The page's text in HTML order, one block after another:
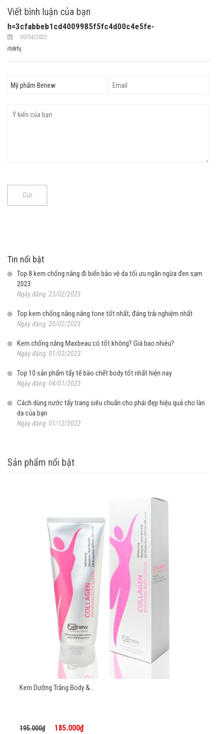
Viết bình luận của bạn
h=3cfabbeb1cd4009985f5fc4d00c4e5fe-
30/04/2022
rh8rhj
Gửi
Tin nổi bật
Top 8 kem chống nắng đi biển bảo vệ da tối ưu ngăn ngừa đen sạm
2023
Ngày đăng: 23/02/2023
Top kem chống nắng nâng tone tốt nhất, đáng trải nghiệm nhất
Ngày đăng: 20/02/2023
Kem chống nắng Maxbeau có tốt không? Giá bao nhiêu?
Ngày đăng: 01/02/2023
Top 10 sản phẩm tẩy tế bào chết body tốt nhất hiện nay
Ngày đăng: 04/01/2023
Cách dùng nước tẩy trang siêu chuẩn cho phái đẹp hiệu quả cho làn
da của bạn
Ngày đăng: 01/12/2022
Sản phẩm nổi bật
Kem Dưỡng Trắng Body &...
195.000₫ 185.000₫